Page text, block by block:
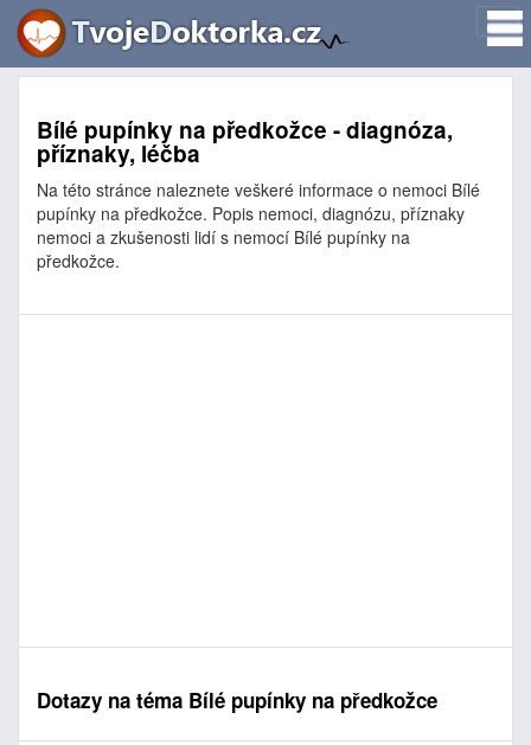
Bílé pupínky na předkožce - diagnóza,
příznaky, léčba
Na této stránce naleznete veškeré informace o nemoci Bílé
pupínky na předkožce. Popis nemoci, diagnózu, příznaky
nemoci a zkušenosti lidí s nemocí Bílé pupínky na
předkožce.
Dotazy na téma Bílé pupínky na předkožce